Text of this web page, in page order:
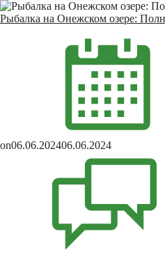
Рыбалка на Онежском озере:
on06.06.202406.06.2024